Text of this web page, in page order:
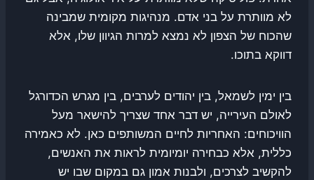
לא מוותרת על בני אדם. מנהיגות מקומית שמבינה
שהכוח של הצפון לא נמצא למרות הגיוון שלו, אלא
דווקא בתוכו.
בין ימין לשמאל, בין יהודים לערבים, בין מגרש הכדורגל
לאולם העירייה, יש דבר אחד שצריך להישאר מעל
הוויכוחים: האחריות לחיים המשותפים כאן. לא כאמירה
כללית, אלא כבחירה יומיומית לראות את האנשים,
להקשיב לצרכים, ולבנות אמון גם במקום שבו יש